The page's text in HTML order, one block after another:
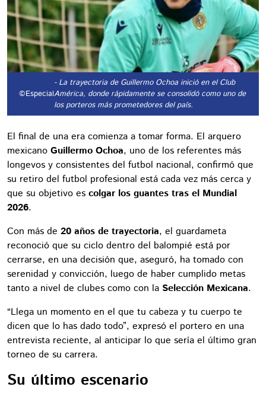
©Especial
- La trayectoria de Guillermo Ochoa inició en el Club
América, donde rápidamente se consolidó como uno de
los porteros más prometedores del país.
El final de una era comienza a tomar forma. El arquero
mexicano Guillermo Ochoa, uno de los referentes más
longevos y consistentes del futbol nacional, confirmó que
su retiro del futbol profesional está cada vez más cerca y
que su objetivo es colgar los guantes tras el Mundial
2026.
Con más de 20 años de trayectoria, el guardameta
reconoció que su ciclo dentro del balompié está por
cerrarse, en una decisión que, aseguró, ha tomado con
serenidad y convicción, luego de haber cumplido metas
tanto a nivel de clubes como con la Selección Mexicana.
“Llega un momento en el que tu cabeza y tu cuerpo te
dicen que lo has dado todo”, expresó el portero en una
entrevista reciente, al anticipar lo que sería el último gran
torneo de su carrera.
Su último escenario